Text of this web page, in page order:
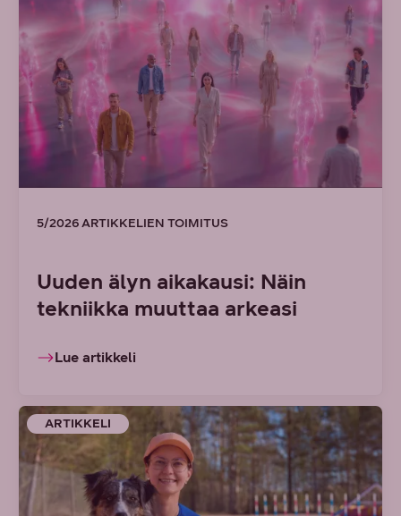
5/2026 ARTIKKELIEN TOIMITUS
Uuden älyn aikakausi: Näin
tekniikka muuttaa arkeasi
Lue artikkeli
ARTIKKELI